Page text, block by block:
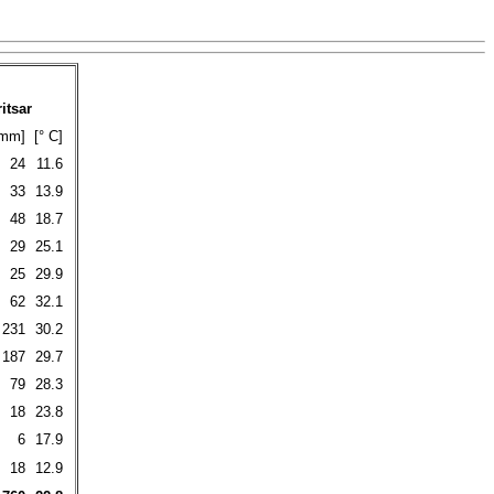
[° C]
24
11.6
33
13.9
48
18.7
29
25.1
25
29.9
62
32.1
231
30.2
187
29.7
79
28.3
18
23.8
6
17.9
18
12.9